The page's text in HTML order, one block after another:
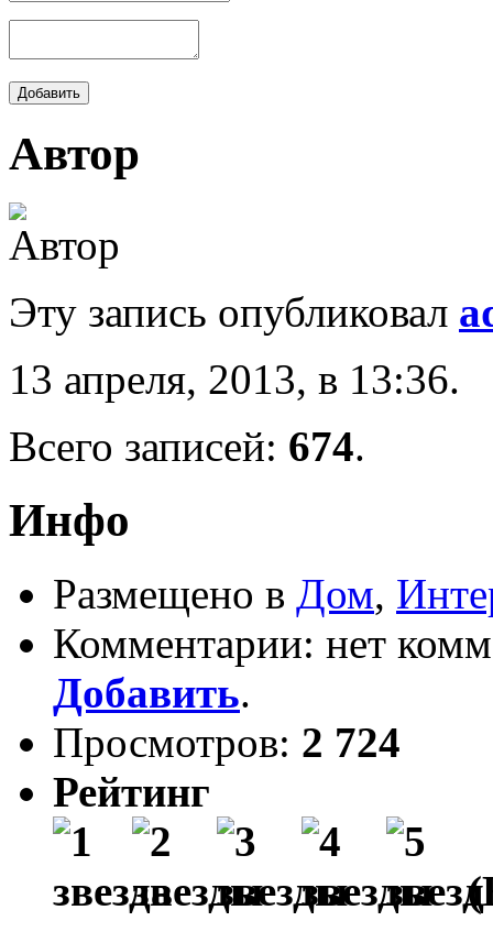
Автор
Эту запись опубликовал
13 апреля, 2013, в 13:36.
Всего записей: 674.
Инфо
Размещено в Дом,
Комментарии: нет
Добавить.
Просмотров: 2 724
Рейтинг